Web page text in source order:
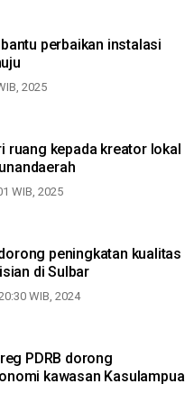
perbaikan instalasi
2025
ruang kepada kreator lokal
WIB, 2025
peningkatan kualitas
di Sulbar
WIB, 2024
PDRB dorong
kawasan Kasulampua